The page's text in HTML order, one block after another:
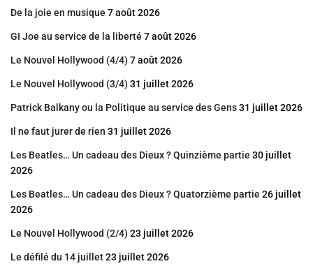
De la joie en musique 7 août 2026
GI Joe au service de la liberté 7 août 2026
Le Nouvel Hollywood (4/4) 7 août 2026
Le Nouvel Hollywood (3/4) 31 juillet 2026
Patrick Balkany ou la Politique au service des Gens31 juillet 2026
Il ne faut jurer de rien 31 juillet 2026
Les Beatles… Un cadeau des Dieux ? Quinzième partie 30 juillet
2026
Les Beatles… Un cadeau des Dieux ? Quatorzième partie 26 juillet
2026
Le Nouvel Hollywood (2/4) 23 juillet 2026
Le défilé du 14 juillet23 juillet 2026